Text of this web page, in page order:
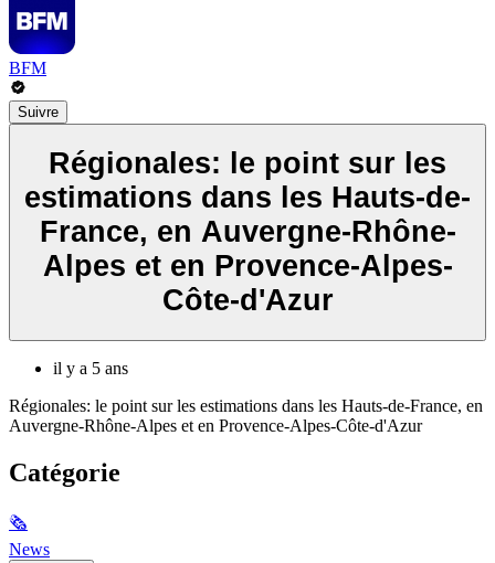
BFM
Suivre
Régionales: le point sur les
estimations dans les Hauts-de-
France, en Auvergne-Rhône-
Alpes et en Provence-Alpes-
Côte-d'Azur
il y a 5 ans
Régionales: le point sur les estimations dans les Hauts-de-France, en
Auvergne-Rhône-Alpes et en Provence-Alpes-Côte-d'Azur
Catégorie
🗞
News